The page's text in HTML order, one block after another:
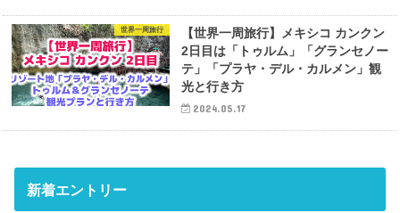
世界一周旅行
【世界一周旅行】メキシコ カンクン
2日目は「トゥルム」「グランセノー
テ」「プラヤ・デル・カルメン」観
光と行き方
2024.05.17
新着エントリー